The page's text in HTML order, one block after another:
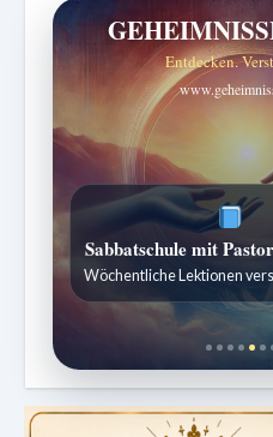
Entdecken.
Sabbatschule mit
Wöchentliche Lektionen
ZURÜCK ZUR
Sabbatliche Gedanken für